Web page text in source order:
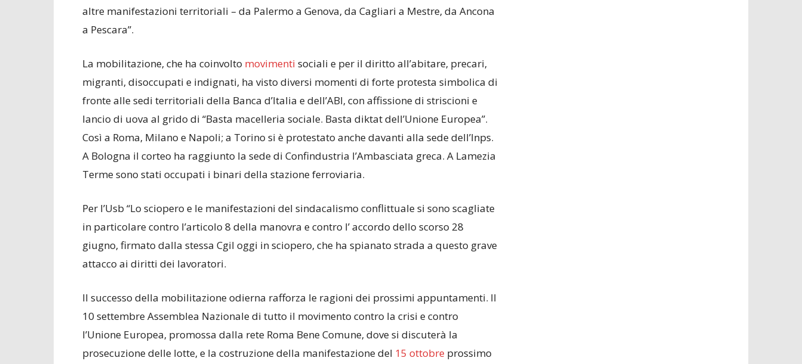
altre manifestazioni territoriali – da Palermo a Genova, da Cagliari a Mestre, da Ancona
a Pescara”.
La mobilitazione, che ha coinvolto movimenti sociali e per il diritto all’abitare, precari,
migranti, disoccupati e indignati, ha visto diversi momenti di forte protesta simbolica di
fronte alle sedi territoriali della Banca d’Italia e dell’ABI, con affissione di striscioni e
lancio di uova al grido di “Basta macelleria sociale. Basta diktat dell’Unione Europea”.
Così a Roma, Milano e Napoli; a Torino si è protestato anche davanti alla sede dell’Inps.
A Bologna il corteo ha raggiunto la sede di Confindustria l’Ambasciata greca. A Lamezia
Terme sono stati occupati i binari della stazione ferroviaria.
Per l’Usb “Lo sciopero e le manifestazioni del sindacalismo conflittuale si sono scagliate
in particolare contro l’articolo 8 della manovra e contro l’ accordo dello scorso 28
giugno, firmato dalla stessa Cgil oggi in sciopero, che ha spianato strada a questo grave
attacco ai diritti dei lavoratori.
Il successo della mobilitazione odierna rafforza le ragioni dei prossimi appuntamenti. Il
10 settembre Assemblea Nazionale di tutto il movimento contro la crisi e contro
l’Unione Europea, promossa dalla rete Roma Bene Comune, dove si discuterà la
prosecuzione delle lotte, e la costruzione della manifestazione del 15 ottobre prossimo